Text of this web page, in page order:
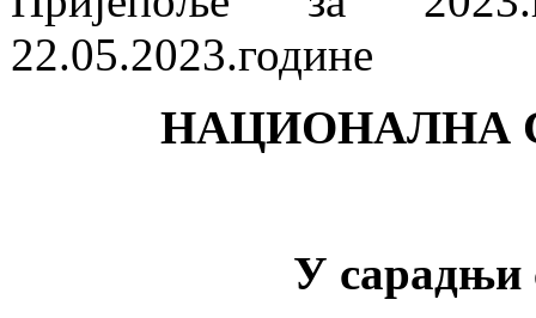
22.05.2023.године
НАЦИОНАЛНА
У